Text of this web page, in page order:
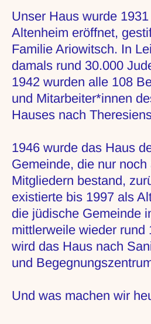
Unser Haus wurde
Altenheim eröffnet,
Familie Ariowitsch. In
damals rund 30.000
1942 wurden alle 108
und Mitarbeiter*innen
Hauses nach
1946 wurde das Haus
Gemeinde, die nur noch
Mitgliedern bestand,
existierte bis 1997 als
die jüdische Gemeinde
mittlerweile wieder rund
wird das Haus nach
und
Und was machen wir